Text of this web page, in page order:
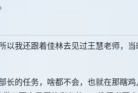
以我还跟着佳林去见过王慧老师，
的任务，啥都不会，也就在那瞎